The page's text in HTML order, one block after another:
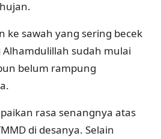
ke sawah yang sering becek
sudah mulai
belum rampung
rasa senangnya atas
di desanya. Selain